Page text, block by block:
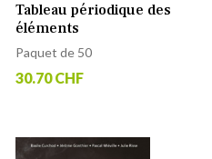
Tableau périodique des
éléments
Paquet de 50
30.70 CHF